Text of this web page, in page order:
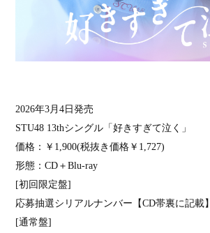
2026年3月4 日発売
STU48 13thシングル「好きすぎて泣く」
価格：￥ 1,900(税抜き価格￥ 1,727)
形態：CD ＋Blu-ray
[初回限定盤]
応募抽選シリアルナンバー【CD帯裏に記載】
[通常盤]